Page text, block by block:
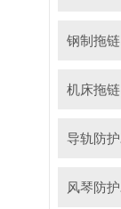
钢制拖链
机床拖链
导轨防
风琴防